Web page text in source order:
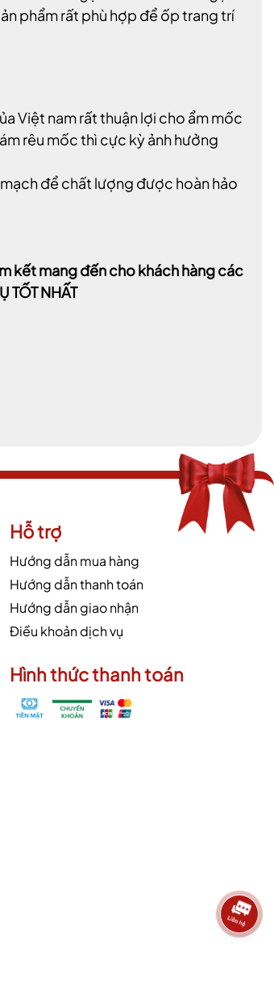
phẩm rất phù hợp để ốp trang trí
Việt nam rất thuận lợi cho ẩm mốc
rêu mốc thì cực kỳ ảnh hưởng
để chất lượng được hoàn hảo
kết mang đến cho khách hàng các
TỐT NHẤT
Hỗ trợ
Hướng dẫn mua hàng
Hướng dẫn thanh toán
Hướng dẫn giao nhận
Điều khoản dịch vụ
Hình thức thanh toán